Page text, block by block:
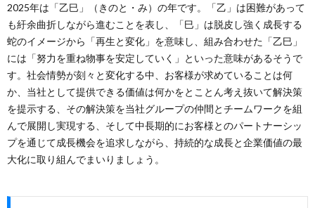
2025年は「乙巳」（きのと・み）の年です。「乙」は困難があって
も紆余曲折しながら進むことを表し、「巳」は脱皮し強く成長する
蛇のイメージから「再生と変化」を意味し、組み合わせた「乙巳」
には「努力を重ね物事を安定していく」といった意味があるそうで
す。社会情勢が刻々と変化する中、お客様が求めていることは何
か、当社として提供できる価値は何かをとことん考え抜いて解決策
を提示する、その解決策を当社グループの仲間とチームワークを組
んで展開し実現する、そして中長期的にお客様とのパートナーシッ
プを通じて成長機会を追求しながら、持続的な成長と企業価値の最
大化に取り組んでまいりましょう。